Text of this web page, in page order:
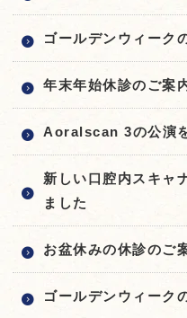
ゴールデンウィーク
年末年始休診のご案
Aoralscan 3の公演
新しい口腔内スキャ
ました
お盆休みの休診のご
ゴールデンウィーク